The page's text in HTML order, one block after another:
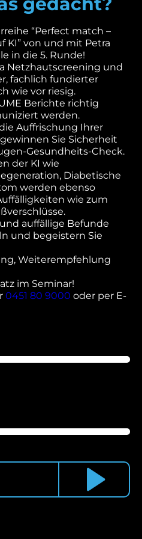
“Perfect match –
KI” von und mit Petra
in die 5. Runde!
Netzhautscreening und
fachlich fundierter
wie vor riesig.
Berichte richtig
werden.
Auffrischung Ihrer
Sie Sicherheit
Gesundheits-Check.
der KI wie
Diabetische
werden ebenso
wie zum
auffällige Befunde
und begeistern Sie
Weiterempfehlung
im Seminar!
0451 80 9000 oder per E-